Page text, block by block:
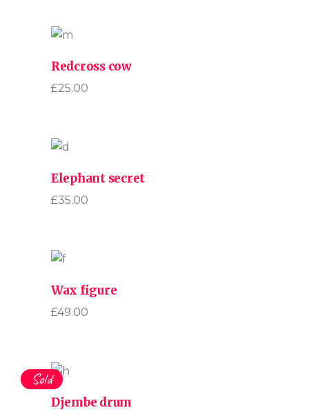
Redcross cow
£25.00
Elephant secret
£35.00
Wax figure
£49.00
Sold
Djembe drum